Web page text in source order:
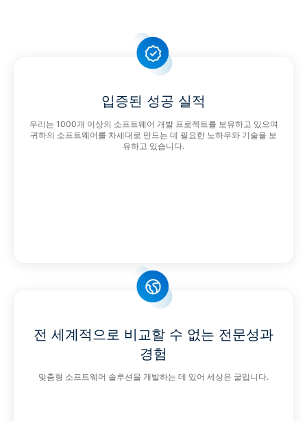
입증된 성공 실적
우리는 1000개 이상의 소프트웨어 개발 프로젝트를 보유하고 있으며
귀하의 소프트웨어를 차세대로 만드는 데 필요한 노하우와 기술을 보
유하고 있습니다.
전 세계적으로 비교할 수 없는 전문성과
경험
맞춤형 소프트웨어 솔루션을 개발하는 데 있어 세상은 굴입니다.